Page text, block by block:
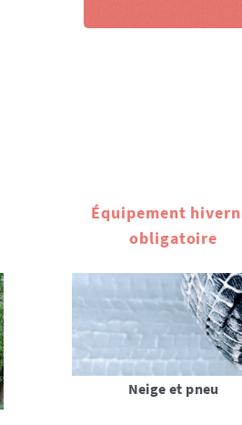
Équipement
obligatoire
Neige et pneu